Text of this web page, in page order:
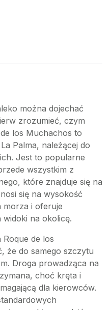
można dojechać
zrozumieć, czym
los Muchachos to
Palma, należącej do
Jest to popularne
wszystkim z
które znajduje się na
się na wysokość
morza i oferuje
widoki na okolicę.
de los
że do samego szczytu
Droga prowadząca na
choć kręta i
dla kierowców.